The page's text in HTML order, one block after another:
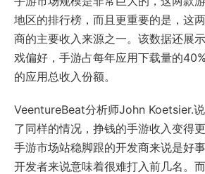
地区的排行榜，而且更重要的是，这
商的主要收入来源之一。该数据还展
戏偏好，手游占每年应用下载量的
的应用总收入份额。
VeentureBeat分析师John Koetsier.
了同样的情况，挣钱的手游收入变得
手游市场站稳脚跟的开发商来说是好
开发者来说意味着很难打入前几名。